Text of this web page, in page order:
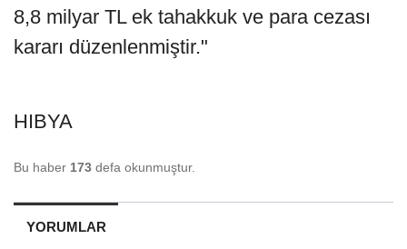
8,8 milyar TL ek tahakkuk ve para cezası
kararı düzenlenmiştir."
HIBYA
Bu haber 173 defa okunmuştur.
YORUMLAR